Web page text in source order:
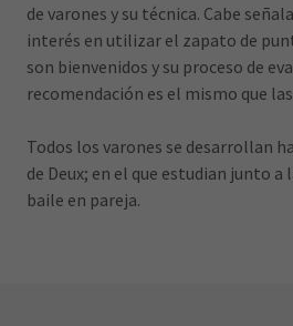
de varones y su técnica. Cabe
interés en utilizar el zapato de
son bienvenidos y su proceso de
recomendación es el mismo que
Todos los varones se desarrollan
de Deux; en el que estudian junto
baile en pareja.